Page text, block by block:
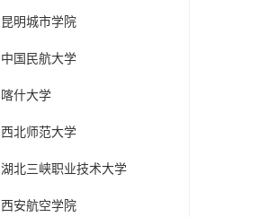
昆明城市学院
中国民航大学
喀什大学
西北师范大学
湖北三峡职业技术大学
西安航空学院